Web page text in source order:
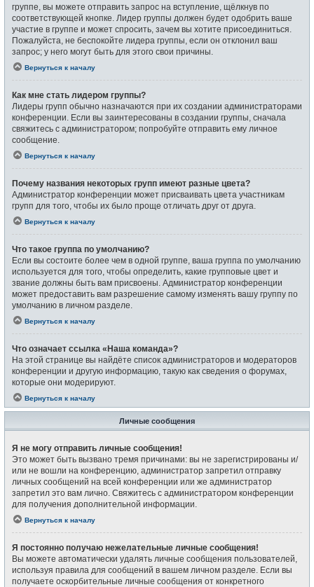
группе, вы можете отправить запрос на вступление, щёлкнув по
соответствующей кнопке. Лидер группы должен будет одобрить ваше
участие в группе и может спросить, зачем вы хотите присоединиться.
Пожалуйста, не беспокойте лидера группы, если он отклонил ваш
запрос; у него могут быть для этого свои причины.
Вернуться к началу
Как мне стать лидером группы?
Лидеры групп обычно назначаются при их создании администраторами
конференции. Если вы заинтересованы в создании группы, сначала
свяжитесь с администратором; попробуйте отправить ему личное
сообщение.
Вернуться к началу
Почему названия некоторых групп имеют разные цвета?
Администратор конференции может присваивать цвета участникам
групп для того, чтобы их было проще отличать друг от друга.
Вернуться к началу
Что такое группа по умолчанию?
Если вы состоите более чем в одной группе, ваша группа по умолчанию
используется для того, чтобы определить, какие групповые цвет и
звание должны быть вам присвоены. Администратор конференции
может предоставить вам разрешение самому изменять вашу группу по
умолчанию в личном разделе.
Вернуться к началу
Что означает ссылка «Наша команда»?
На этой странице вы найдёте список администраторов и модераторов
конференции и другую информацию, такую как сведения о форумах,
которые они модерируют.
Вернуться к началу
Личные сообщения
Я не могу отправить личные сообщения!
Это может быть вызвано тремя причинами: вы не зарегистрированы и/
или не вошли на конференцию, администратор запретил отправку
личных сообщений на всей конференции или же администратор
запретил это вам лично. Свяжитесь с администратором конференции
для получения дополнительной информации.
Вернуться к началу
Я постоянно получаю нежелательные личные сообщения!
Вы можете автоматически удалять личные сообщения пользователей,
используя правила для сообщений в вашем личном разделе. Если вы
получаете оскорбительные личные сообщения от конкретного